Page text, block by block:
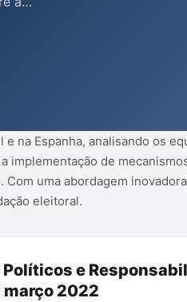
na Espanha, analisando os
implementação de
uma abordagem
eleitoral.
e
março 2022